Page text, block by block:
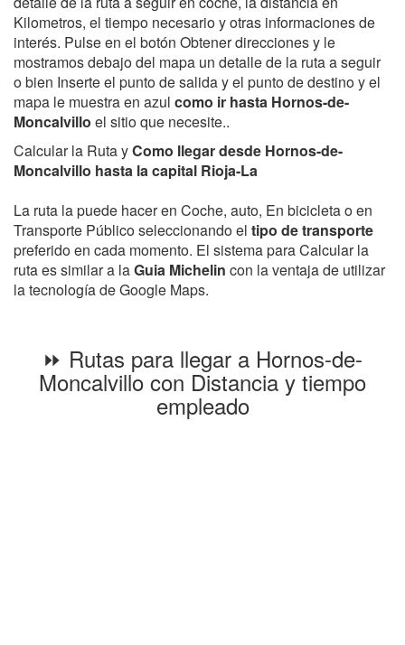
Kilometros, el tiempo necesario y otras informaciones de
interés. Pulse en el botón Obtener direcciones y le
mostramos debajo del mapa un detalle de la ruta a seguir
o bien Inserte el punto de salida y el punto de destino y el
mapa le muestra en azul como ir hasta Hornos-de-
Moncalvillo el sitio que necesite..
Calcular la Ruta yComo llegar desde Hornos-de-
Moncalvillo hasta la capital Rioja-La
La ruta la puede hacer en Coche, auto, En bicicleta o en
Transporte Público seleccionando el tipo de transporte
preferido en cada momento. El sistema para Calcular la
ruta es similar a laGuia Michelin con la ventaja de utilizar
la tecnología de Google Maps.
⏩ Rutas para llegar a Hornos-de-
Moncalvillo con Distancia y tiempo
empleado